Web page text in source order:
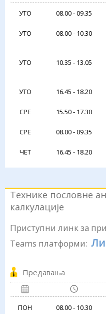
УТО 08.00 - 09.35
УТО 08.00 - 10.30
УТО 10.35 - 13.05
УТО 16.45 - 18.20
СРЕ 15.50 - 17.30
СРЕ 08.00 - 09.35
ЧЕТ 16.45 - 18.20
Технике пословне
калкулације
Приступни линк за
Teams платформи:
Предавања
ПОН 08.00 - 10.30